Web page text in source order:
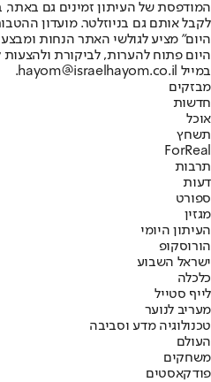
המודפסת של העיתון זמינים גם באתר,
לקבל אותם גם בניוזלטר. מועדון
היום" מציע לגולשי האתר הנחות
היום פתוח להערות, לביקורת ולהצעות
במייל hayom@israelhayom.co.il.
מבזקים
חדשות
אוכל
תשחץ
ForReal
תרבות
דעות
ספורט
מגזין
העיתון היומי
הורוסקופ
ישראל השבוע
כלכלה
לייף סטייל
מעריב לנוער
טכנולוגיה מדע וסביבה
העולם
משחקים
פודקאסטים